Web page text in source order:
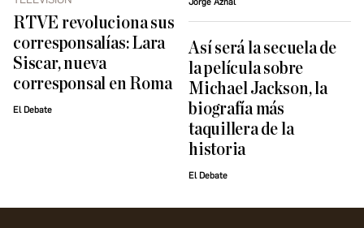
RTVE revoluciona sus
corresponsalías: Lara
Siscar, nueva
corresponsal en Roma
El Debate
Así será la secuela de
la película sobre
Michael Jackson, la
biografía más
taquillera de la
historia
El Debate